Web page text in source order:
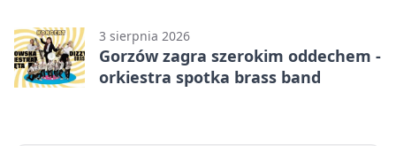
3 sierpnia 2026
Gorzów zagra szerokim oddechem -
orkiestra spotka brass band